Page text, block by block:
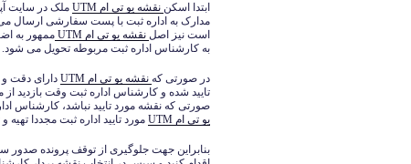
ابتدا اسکن نقشه یو تی ام UTM ملک در سایت
مدارک به اداره ثبت با پست سفارشی ارسال
است نیز اصل نقشه یو تی ام UTM ممهور به
به کارشناس اداره ثبت مربوطه تحویل می شود.
در صورتی که نقشه یو تی ام UTM
دارای دقت و
تایید شده و کارشناس اداره ثبت وقت بازدید
صورتی که نقشه مورد تایید نباشد، کارشناس
یو تی ام UTM
مورد تایید اداره ثبت مجددا
بنابراین جهت جلوگیری از توقف پرونده صدور